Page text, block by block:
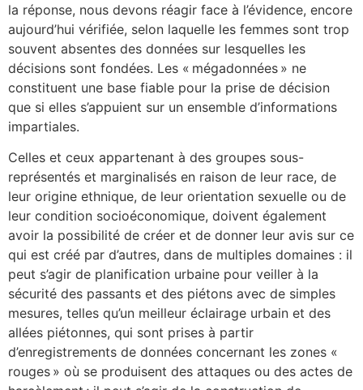
la réponse, nous devons réagir face à l’évidence, encore
aujourd’hui vérifiée, selon laquelle les femmes sont trop
souvent absentes des données sur lesquelles les
décisions sont fondées. Les « mégadonnées » ne
constituent une base fiable pour la prise de décision
que si elles s’appuient sur un ensemble d’informations
impartiales.
Celles et ceux appartenant à des groupes sous-
représentés et marginalisés en raison de leur race, de
leur origine ethnique, de leur orientation sexuelle ou de
leur condition socioéconomique, doivent également
avoir la possibilité de créer et de donner leur avis sur ce
qui est créé par d’autres, dans de multiples domaines : il
peut s’agir de planification urbaine pour veiller à la
sécurité des passants et des piétons avec de simples
mesures, telles qu’un meilleur éclairage urbain et des
allées piétonnes, qui sont prises à partir
d’enregistrements de données concernant les zones «
rouges » où se produisent des attaques ou des actes de